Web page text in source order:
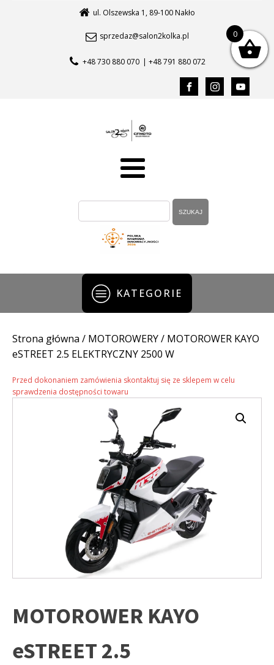
ul. Olszewska 1, 89-100 Nakło
sprzedaz@salon2kolka.pl
+48 730 880 070 | +48 791 880 072
KATEGORIE
Strona główna / MOTOROWERY/ MOTOROWER KAYO
eSTREET 2.5 ELEKTRYCZNY 2500 W
Przed dokonaniem zamówienia skontaktuj się ze sklepem w celu
sprawdzenia dostępności towaru
MOTOROWER KAYO
eSTREET 2.5
0